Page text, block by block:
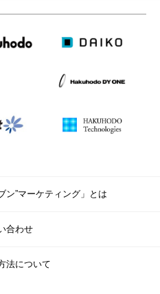
ン”マーケティング」とは
合わせ
法について